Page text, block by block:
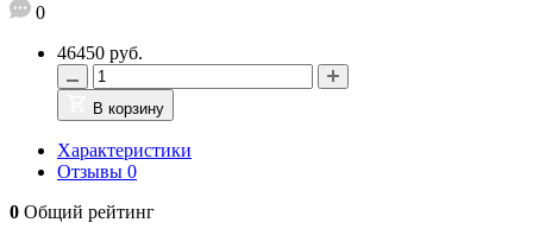
0
46450 руб.
В корзину
Характеристики
Отзывы 0
0 Общий рейтинг